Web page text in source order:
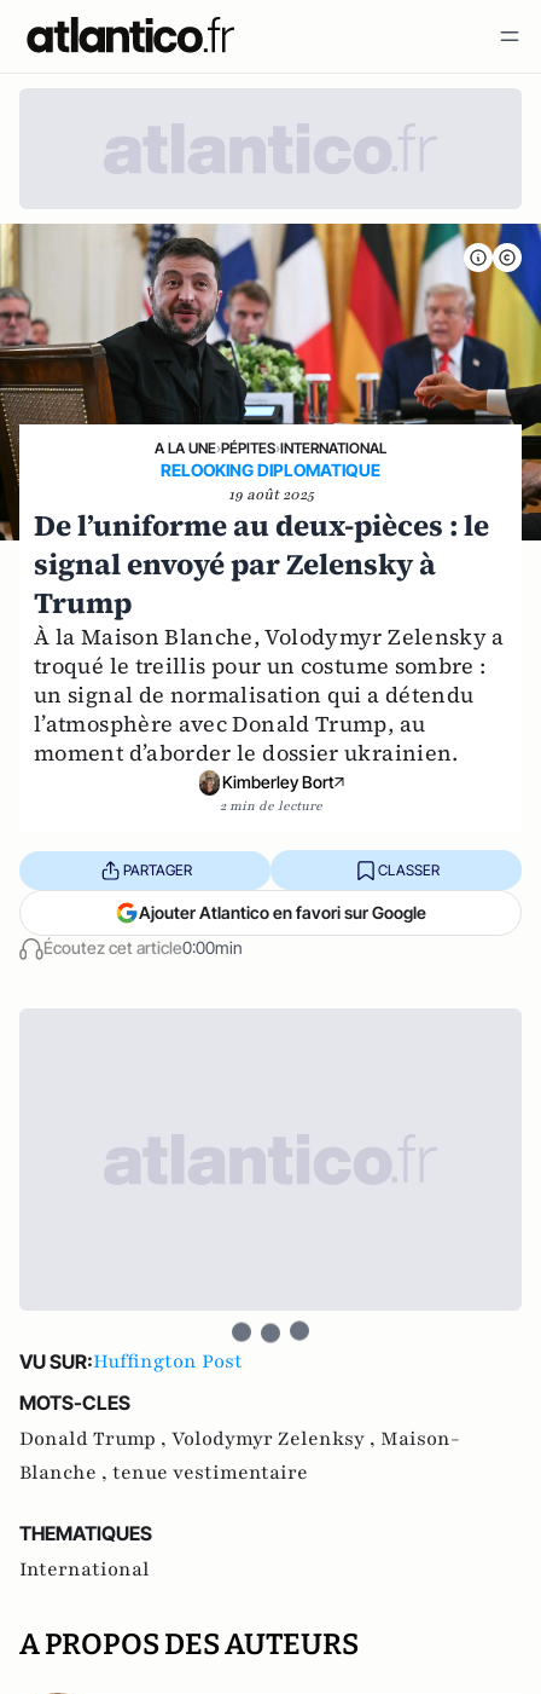
A LA UNE›PÉPITES›INTERNATIONAL
RELOOKING DIPLOMATIQUE
19 août 2025
De l’uniforme au deux-pièces : le
signal envoyé par Zelensky à
Trump
À la Maison Blanche, Volodymyr Zelensky a
troqué le treillis pour un costume sombre :
un signal de normalisation qui a détendu
l’atmosphère avec Donald Trump, au
moment d’aborder le dossier ukrainien.
Kimberley Bort
2 min de lecture
Écoutez cet article0:00min
PARTAGER CLASSER
Ajouter Atlantico en favori sur Google
VU SUR:Huffington Post
MOTS-CLES
Donald Trump , Volodymyr Zelenksy , Maison-
Blanche , tenue vestimentaire
THEMATIQUES
International
A PROPOS DES AUTEURS